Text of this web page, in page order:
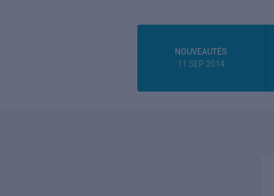
NOUVEAUTÉS
11 SEP 2014